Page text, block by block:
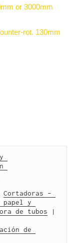
or 3000mm
rot. 130mm
Cortadoras –
papel y
de tubos |
de